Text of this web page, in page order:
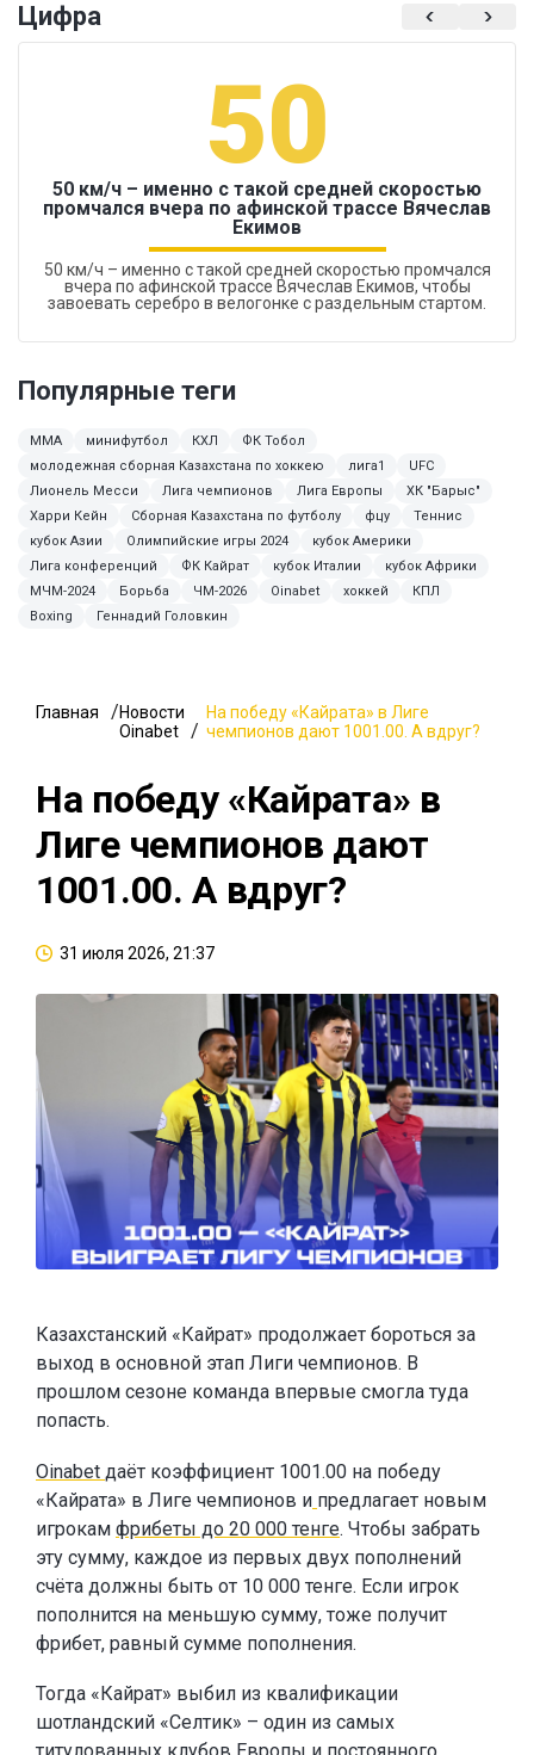
Цифра
50
50 км/ч – именно с такой средней скоростью
промчался вчера по афинской трассе Вячеслав
Екимов
50 км/ч – именно с такой средней скоростью промчался
вчера по афинской трассе Вячеслав Екимов, чтобы
завоевать серебро в велогонке с раздельным стартом.
Популярные теги
MMA минифутбол КХЛ
ФК Тобол
молодежная сборная Казахстана по хоккею
лига1
UFC
Лионель Месси
Лига чемпионов Лига Европы
ХК "Барыс"
Харри Кейн
Сборная Казахстана по футболу фцу
Теннис
кубок Азии
Олимпийские игры 2024
кубок Америки
Лига конференций
ФК Кайрат кубок Италии
кубок Африки
МЧМ-2024
Борьба ЧМ-2026 Oinabet хоккей
КПЛ
Boxing
Геннадий Головкин
Главная
Новости
Oinabet
На победу «Кайрата» в Лиге
чемпионов дают 1001.00. А вдруг?
На победу «Кайрата» в
Лиге чемпионов дают
1001.00. А вдруг?
31 июля 2026, 21:37
Казахстанский «Кайрат» продолжает бороться за
выход в основной этап Лиги чемпионов. В
прошлом сезоне команда впервые смогла туда
попасть.
Oinabet даёт коэффициент 1001.00 на победу
«Кайрата» в Лиге чемпионов и предлагает новым
игрокам фрибеты до 20 000 тенге. Чтобы забрать
эту сумму, каждое из первых двух пополнений
счёта должны быть от 10 000 тенге. Если игрок
пополнится на меньшую сумму, тоже получит
фрибет, равный сумме пополнения.
Тогда «Кайрат» выбил из квалификации
шотландский «Селтик» – один из самых